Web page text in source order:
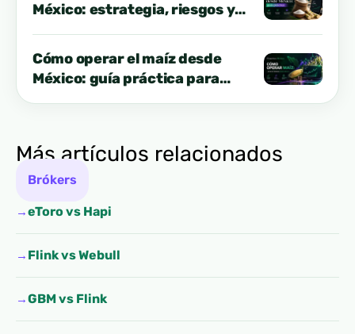
México: estrategia, riesgos y
Cómo operar el maíz desde
México: guía práctica para
Más artículos relacionados
Brókers
eToro vs Hapi
Flink vs Webull
GBM vs Flink